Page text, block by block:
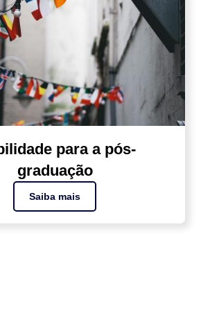
para a pós-
graduação
Saiba mais